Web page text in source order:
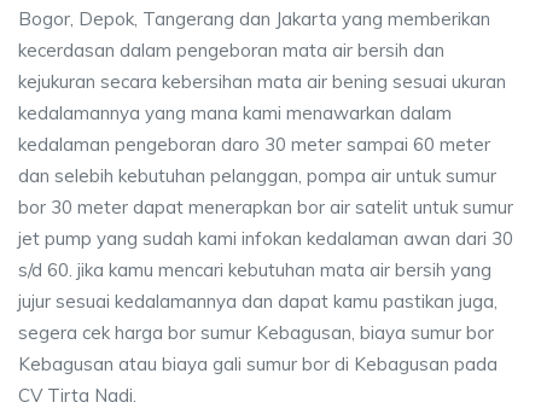
Bogor, Depok, Tangerang dan Jakarta yang memberikan
kecerdasan dalam pengeboran mata air bersih dan
kejukuran secara kebersihan mata air bening sesuai ukuran
kedalamannya yang mana kami menawarkan dalam
kedalaman pengeboran daro 30 meter sampai 60 meter
dan selebih kebutuhan pelanggan, pompa air untuk sumur
bor 30 meter dapat menerapkan bor air satelit untuk sumur
jet pump yang sudah kami infokan kedalaman awan dari 30
s/d 60. jika kamu mencari kebutuhan mata air bersih yang
jujur sesuai kedalamannya dan dapat kamu pastikan juga,
segera cek harga bor sumur Kebagusan, biaya sumur bor
Kebagusan atau biaya gali sumur bor di Kebagusan pada
CV Tirta Nadi.